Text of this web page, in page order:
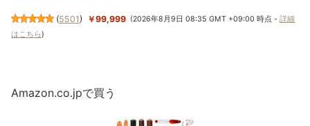
(5501) ￥99,999 (2026年8月9日 08:35 GMT +09:00 時点 -詳細
はこちら)
Amazon.co.jpで買う